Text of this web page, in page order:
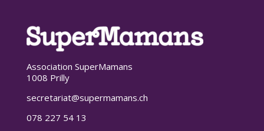
Association SuperMamans
1008 Prilly
secretariat@supermamans.ch
078 227 54 13